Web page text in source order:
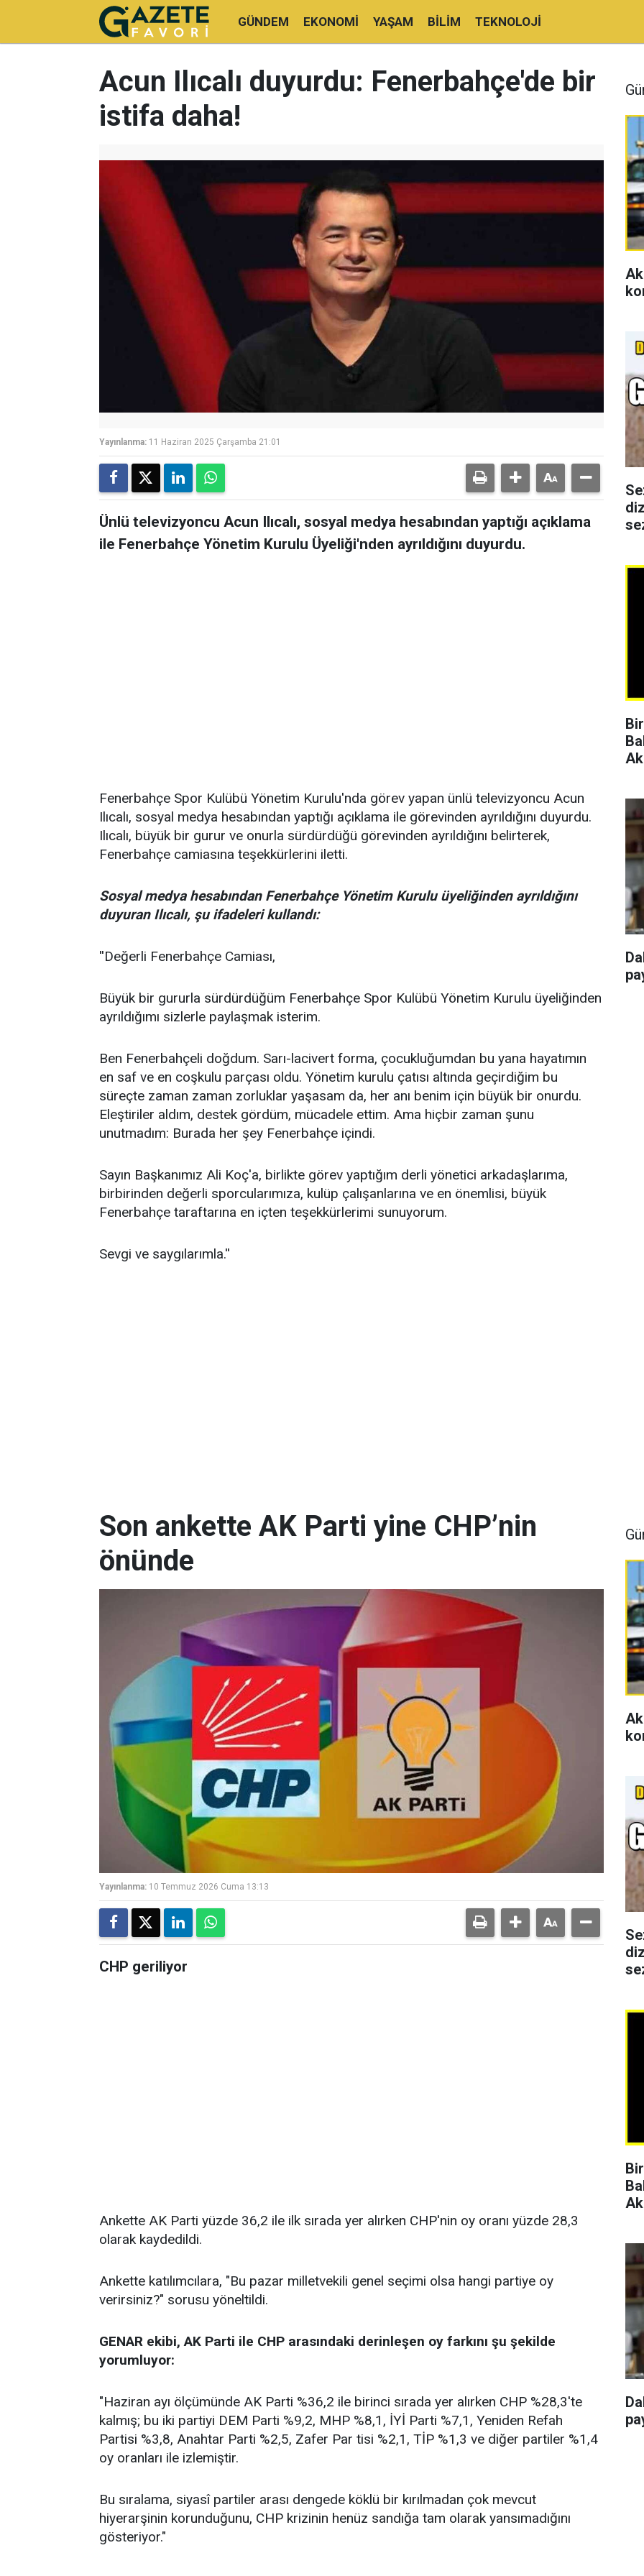
GÜNDEM EKONOMI YAŞAM BILIM TEKNOLOJI
Acun Ilıcalı duyurdu: Fenerbahçe'de bir
istifa daha!
Yayınlanma: 11 Haziran 2025 Çarşamba 21:01
Ünlü televizyoncu Acun Ilıcalı, sosyal medya hesabından yaptığı açıklama
ile Fenerbahçe Yönetim Kurulu Üyeliği'nden ayrıldığını duyurdu.
Fenerbahçe Spor Kulübü Yönetim Kurulu'nda görev yapan ünlü televizyoncu Acun
Ilıcalı, sosyal medya hesabından yaptığı açıklama ile görevinden ayrıldığını duyurdu.
Ilıcalı, büyük bir gurur ve onurla sürdürdüğü görevinden ayrıldığını belirterek,
Fenerbahçe camiasına teşekkürlerini iletti.
Sosyal medya hesabından Fenerbahçe Yönetim Kurulu üyeliğinden ayrıldığını
duyuran Ilıcalı, şu ifadeleri kullandı:
''Değerli Fenerbahçe Camiası,
Büyük bir gururla sürdürdüğüm Fenerbahçe Spor Kulübü Yönetim Kurulu üyeliğinden
ayrıldığımı sizlerle paylaşmak isterim.
Ben Fenerbahçeli doğdum. Sarı-lacivert forma, çocukluğumdan bu yana hayatımın
en saf ve en coşkulu parçası oldu. Yönetim kurulu çatısı altında geçirdiğim bu
süreçte zaman zaman zorluklar yaşasam da, her anı benim için büyük bir onurdu.
Eleştiriler aldım, destek gördüm, mücadele ettim. Ama hiçbir zaman şunu
unutmadım: Burada her şey Fenerbahçe içindi.
Sayın Başkanımız Ali Koç'a, birlikte görev yaptığım derli yönetici arkadaşlarıma,
birbirinden değerli sporcularımıza, kulüp çalışanlarına ve en önemlisi, büyük
Fenerbahçe taraftarına en içten teşekkürlerimi sunuyorum.
Sevgi ve saygılarımla.''
Son ankette AK Parti yine CHP’nin
önünde
Yayınlanma: 10 Temmuz 2026 Cuma 13:13
CHP geriliyor
Ankette AK Parti yüzde 36,2 ile ilk sırada yer alırken CHP'nin oy oranı yüzde 28,3
olarak kaydedildi.
Ankette katılımcılara, "Bu pazar milletvekili genel seçimi olsa hangi partiye oy
verirsiniz?" sorusu yöneltildi.
GENAR ekibi, AK Parti ile CHP arasındaki derinleşen oy farkını şu şekilde
yorumluyor:
"Haziran ayı ölçümünde AK Parti %36,2 ile birinci sırada yer alırken CHP %28,3'te
kalmış; bu iki partiyi DEM Parti %9,2, MHP %8,1, İYİ Parti %7,1, Yeniden Refah
Partisi %3,8, Anahtar Parti %2,5, Zafer Par tisi %2,1, TİP %1,3 ve diğer partiler %1,4
oy oranları ile izlemiştir.
Bu sıralama, siyasî partiler arası dengede köklü bir kırılmadan çok mevcut
hiyerarşinin korunduğunu, CHP krizinin henüz sandığa tam olarak yansımadığını
gösteriyor."